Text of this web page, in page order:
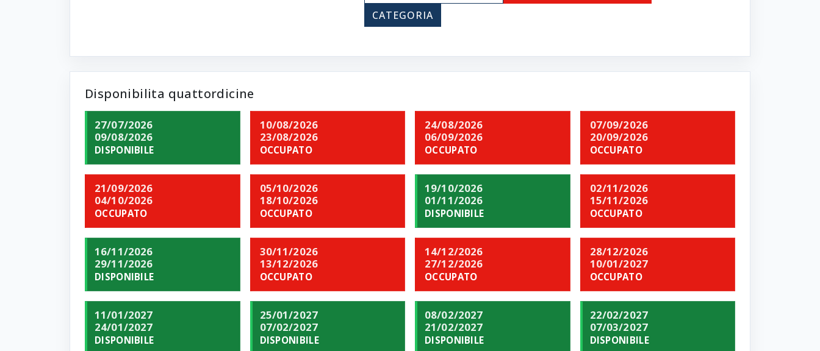
CATEGORIA
Disponibilita quattordicine
27/07/2026
09/08/2026
DISPONIBILE
10/08/2026
23/08/2026
OCCUPATO
24/08/2026
06/09/2026
OCCUPATO
07/09/2026
20/09/2026
OCCUPATO
21/09/2026
04/10/2026
OCCUPATO
05/10/2026
18/10/2026
OCCUPATO
19/10/2026
01/11/2026
DISPONIBILE
02/11/2026
15/11/2026
OCCUPATO
16/11/2026
29/11/2026
DISPONIBILE
30/11/2026
13/12/2026
OCCUPATO
14/12/2026
27/12/2026
OCCUPATO
28/12/2026
10/01/2027
OCCUPATO
11/01/2027
24/01/2027
DISPONIBILE
25/01/2027
07/02/2027
DISPONIBILE
08/02/2027
21/02/2027
DISPONIBILE
22/02/2027
07/03/2027
DISPONIBILE